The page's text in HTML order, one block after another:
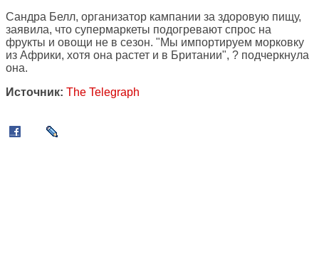
Сандра Белл, организатор кампании за здоровую пищу,
заявила, что супермаркеты подогревают спрос на
фрукты и овощи не в сезон. "Мы импортируем морковку
из Африки, хотя она растет и в Британии", ? подчеркнула
она.
Источник: The Telegraph